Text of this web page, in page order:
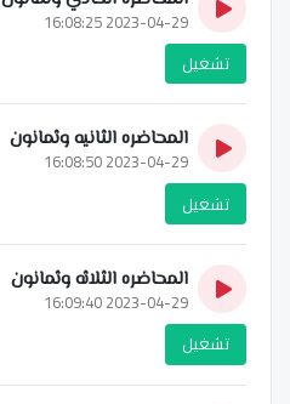
2023-04-29 16:08:25
تشغيل
المحاضره الثانيه وثمانون
2023-04-29 16:08:50
تشغيل
المحاضره الثلاثه وثمانون
2023-04-29 16:09:40
تشغيل